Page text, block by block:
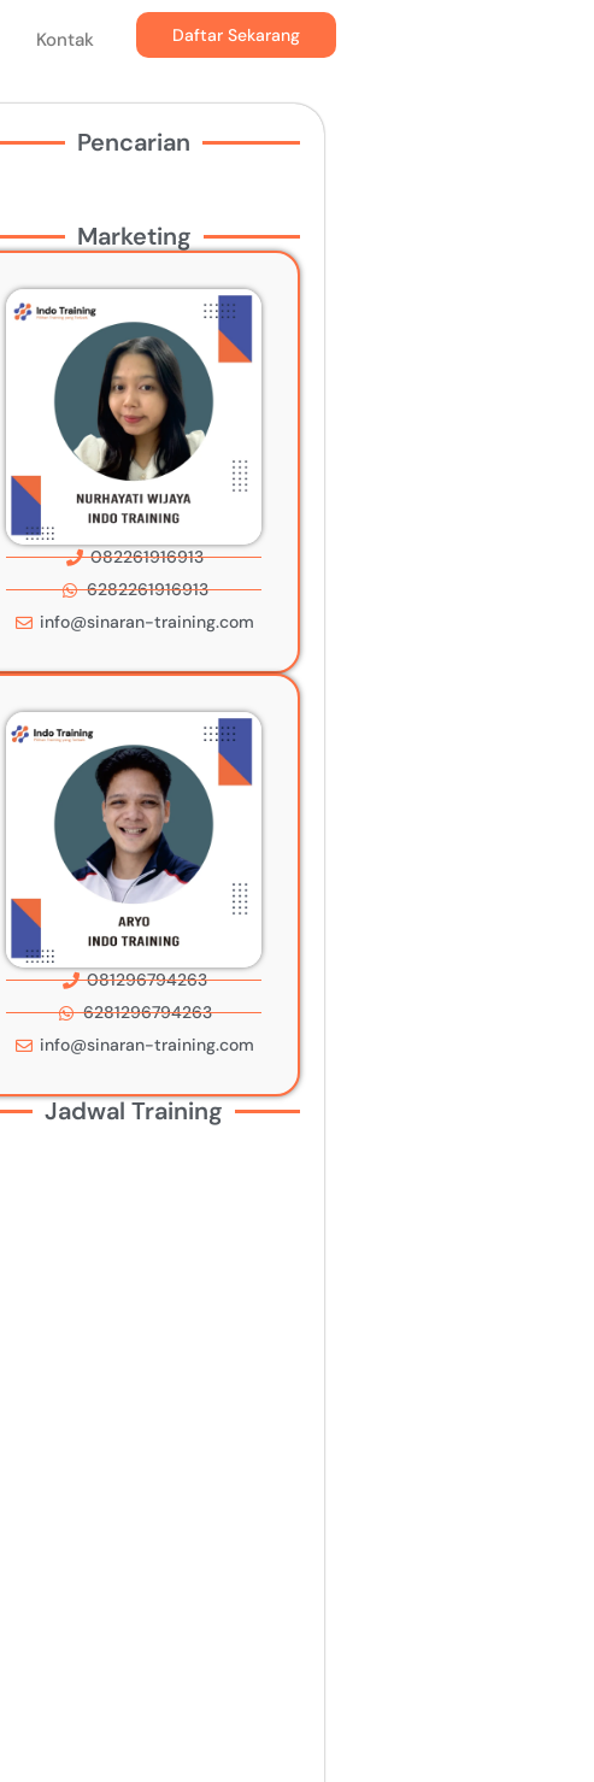
Kontak Daftar Sekarang
Pencarian
Marketing
082261916913
6282261916913
info@sinaran-training.com
081296794263
6281296794263
info@sinaran-training.com
Jadwal Training